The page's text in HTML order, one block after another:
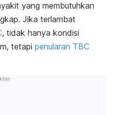
yang membutuhkan
Jika terlambat
, tidak hanya kondisi
tetapi penularan TBC